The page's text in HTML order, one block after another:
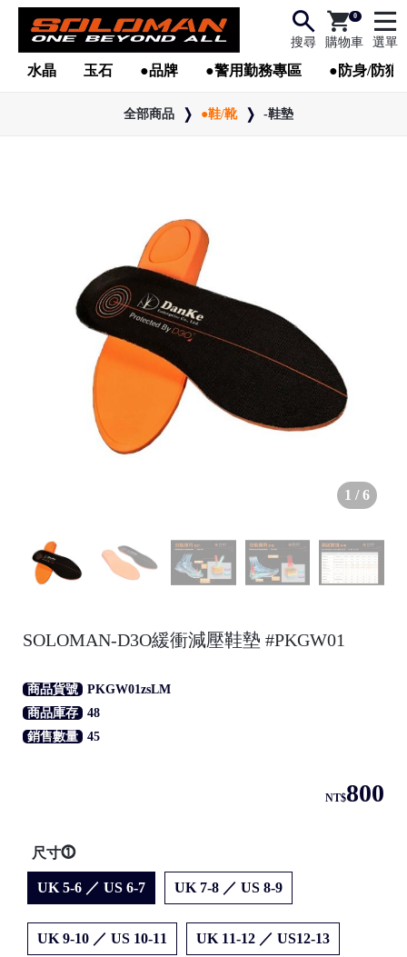
0
購物車
搜尋 選單
水晶 玉石 ●品牌 ●警用勤務專區 ●防身/防狼
全部商品 ●鞋/靴 -鞋墊
1 /6
SOLOMAN-D3O緩衝減壓鞋墊 #PKGW01
商品貨號
PKGW01zsLM
商品庫存
48
銷售數量
45
NT$800
尺寸⓵
UK 5-6 ／ US 6-7 UK 7-8 ／ US 8-9
UK 9-10 ／ US 10-11 UK 11-12 ／ US12-13